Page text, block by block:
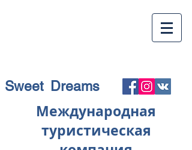
Sweet Dreams
Международная
туристическая